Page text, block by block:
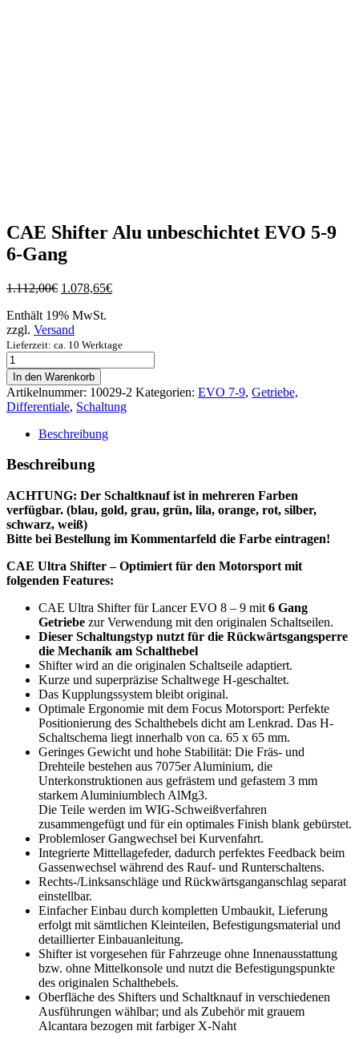
CAE Shifter Alu unbeschichtet EVO 5-9
6-Gang
1.112,00€ Ursprünglicher
war:
1.112,00€
1.078,65€Aktueller
Enthält 19% MwSt.
zzgl. Versand
Lieferzeit: ca. 10 Werktage
CAE
Shifter
Alu
unbeschichtet
EVO
6-
Gang
In den Warenkorb
Artikelnummer: 10029-2 Kategorien: EVO 7-9, Getriebe,
Differentiale, Schaltung
Beschreibung
Beschreibung
ACHTUNG: Der Schaltknauf ist in mehreren Farben
verfügbar. (blau, gold, grau, grün, lila, orange, rot, silber,
schwarz, weiß)
Bitte bei Bestellung im Kommentarfeld die Farbe eintragen!
CAE Ultra Shifter – Optimiert für den Motorsport mit
folgenden Features:
CAE Ultra Shifter für Lancer EVO 8 – 9 mit 6 Gang
Getriebe zur Verwendung mit den originalen Schaltseilen.
Dieser Schaltungstyp nutzt für die Rückwärtsgangsperre
die Mechanik am Schalthebel
Shifter wird an die originalen Schaltseile adaptiert.
Kurze und superpräzise Schaltwege H-geschaltet.
Das Kupplungssystem bleibt original.
Optimale Ergonomie mit dem Focus Motorsport: Perfekte
Positionierung des Schalthebels dicht am Lenkrad. Das H-
Schaltschema liegt innerhalb von ca. 65 x 65 mm.
Geringes Gewicht und hohe Stabilität: Die Fräs- und
Drehteile bestehen aus 7075er Aluminium, die
Unterkonstruktionen aus gefrästem und gefastem 3 mm
starkem Aluminiumblech AlMg3.
Die Teile werden im WIG-Schweißverfahren
zusammengefügt und für ein optimales Finish blank gebürstet.
Problemloser Gangwechsel bei Kurvenfahrt.
Integrierte Mittellagefeder, dadurch perfektes Feedback beim
Gassenwechsel während des Rauf- und Runterschaltens.
Rechts-/Linksanschläge und Rückwärtsganganschlag separat
einstellbar.
Einfacher Einbau durch kompletten Umbaukit, Lieferung
erfolgt mit sämtlichen Kleinteilen, Befestigungsmaterial und
detaillierter Einbauanleitung.
Shifter ist vorgesehen für Fahrzeuge ohne Innenausstattung
bzw. ohne Mittelkonsole und nutzt die Befestigungspunkte
des originalen Schalthebels.
Oberfläche des Shifters und Schaltknauf in verschiedenen
Ausführungen wählbar; und als Zubehör mit grauem
Alcantara bezogen mit farbiger X-Naht